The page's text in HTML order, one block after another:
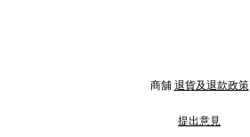
商舖 退貨及退款政策
提出意見